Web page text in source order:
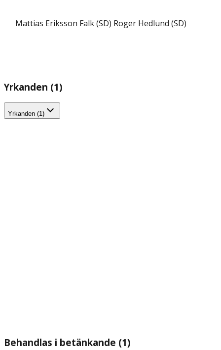
Mattias Eriksson Falk (SD) Roger Hedlund (SD)
Yrkanden (1)
Yrkanden (1)
Behandlas i betänkande (1)